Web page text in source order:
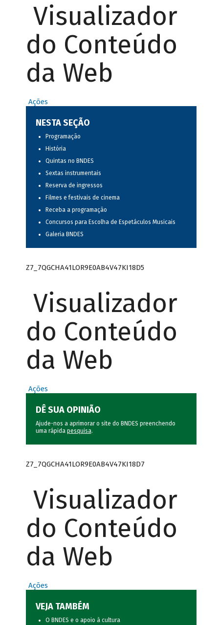
Visualizador
do Conteúdo
da Web
Ações
NESTA SEÇÃO
Programação
História
Quintas no BNDES
Sextas instrumentais
Reserva de ingressos
Filmes e festivais de cinema
Receba a programação
Concursos para Escolha de Espetáculos Musicais
Galeria BNDES
Z7_7QGCHA41LOR9E0AB4V47KI18D5
Visualizador
do Conteúdo
da Web
Ações
DÊ SUA OPINIÃO
Ajude-nos a aprimorar o site do BNDES preenchendo
uma rápida pesquisa.
Z7_7QGCHA41LOR9E0AB4V47KI18D7
Visualizador
do Conteúdo
da Web
Ações
VEJA TAMBÉM
O BNDES e o apoio à cultura